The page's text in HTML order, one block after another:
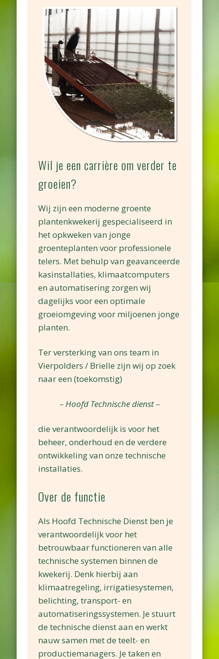
Wil je een carrière om verder te
groeien?
Wij zijn een moderne groente
plantenkwekerij gespecialiseerd in
het opkweken van jonge
groenteplanten voor professionele
telers. Met behulp van geavanceerde
kasinstallaties, klimaatcomputers
en automatisering zorgen wij
dagelijks voor een optimale
groeiomgeving voor miljoenen jonge
planten.
Ter versterking van ons team in
Vierpolders / Brielle zijn wij op zoek
naar een (toekomstig)
– Hoofd Technische dienst –
die verantwoordelijk is voor het
beheer, onderhoud en de verdere
ontwikkeling van onze technische
installaties.
Over de functie
Als Hoofd Technische Dienst ben je
verantwoordelijk voor het
betrouwbaar functioneren van alle
technische systemen binnen de
kwekerij. Denk hierbij aan
klimaatregeling, irrigatiesystemen,
belichting, transport- en
automatiseringssystemen. Je stuurt
de technische dienst aan en werkt
nauw samen met de teelt- en
productiemanagers. Je taken en